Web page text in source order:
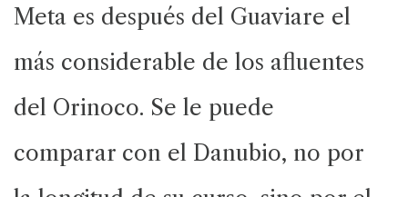
Meta es después del Guaviare el
más considerable de los afluentes
del Orinoco. Se le puede
comparar con el Danubio, no por